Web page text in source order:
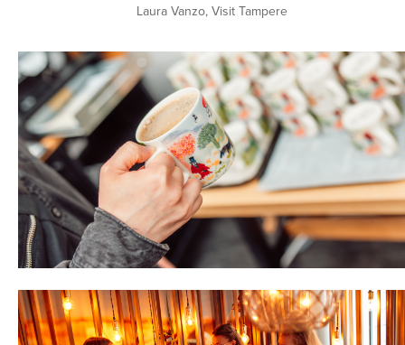
Laura Vanzo, Visit Tampere